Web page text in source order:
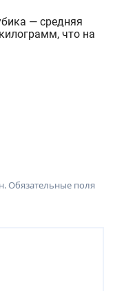
— средняя
что на
Обязательные поля